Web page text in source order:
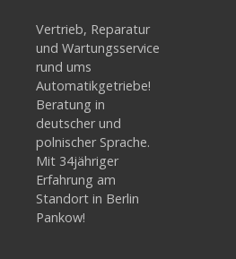
Vertrieb, Reparatur
und Wartungsservice
rund ums
Automatikgetriebe!
Beratung in
deutscher und
polnischer Sprache.
Mit 34jähriger
Erfahrung am
Standort in Berlin
Pankow!